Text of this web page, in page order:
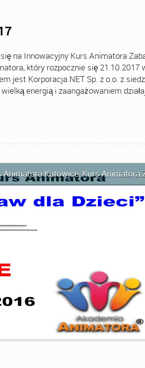
na Innowacyjny Kurs Animatora
który rozpocznie się 21.10.2017
jest Korporacja.NET Sp. z o.o. z
energią i zaangażowaniem
Animatora Katowice,Kurs Animatora